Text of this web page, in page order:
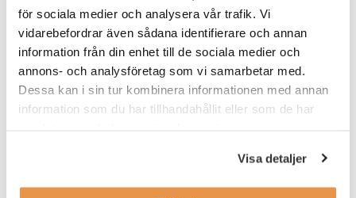
för sociala medier och analysera vår trafik. Vi
vidarebefordrar även sådana identifierare och annan
information från din enhet till de sociala medier och
annons- och analysföretag som vi samarbetar med.
Dessa kan i sin tur kombinera informationen med annan
information som du har tillhandahållit eller som de har
Visa detaljer
Vi efterfrågar starka kunskaper inom:
MongoDB (CosmosDB)